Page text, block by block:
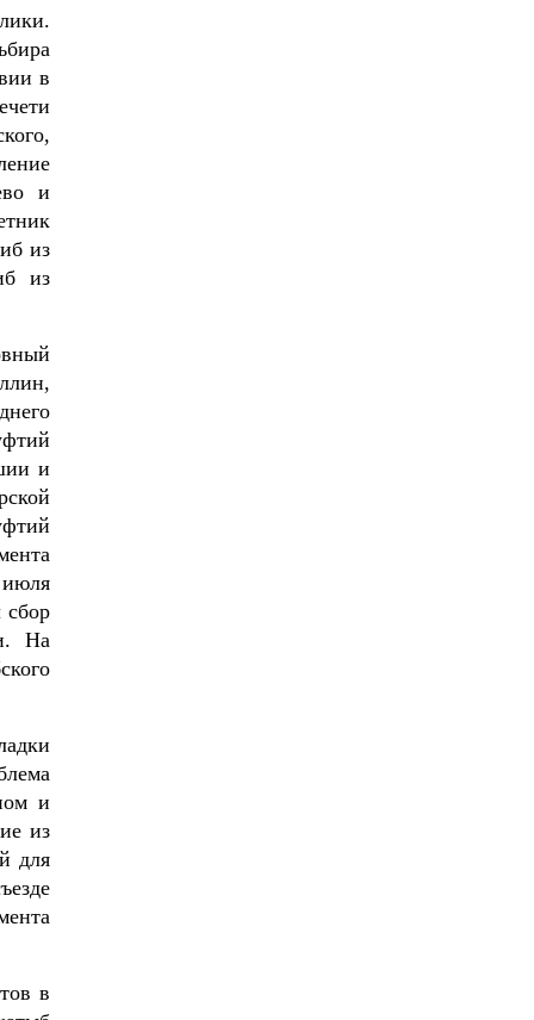
в
и
из
из
и
сбор
На
и
из
для
в